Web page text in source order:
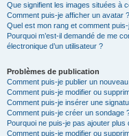
Que signifient les images situées à
Comment puis-je afficher un avatar ?
Quel est mon rang et comment
Pourquoi m’est-il demandé de me
électronique d’un utilisateur ?
Problèmes de publication
Comment puis-je publier un
Comment puis-je modifier ou
Comment puis-je insérer une
Comment puis-je créer un sondage
Pourquoi ne puis-je pas ajouter plus
Comment puis-je modifier ou